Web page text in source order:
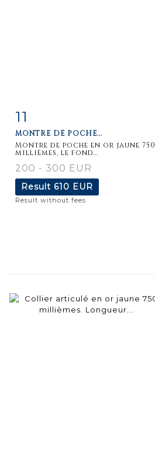
11
MONTRE DE POCHE...
Montre de poche en or jaune 750
millièmes, le fond...
200 - 300 EUR
Result 610 EUR
Result without fees